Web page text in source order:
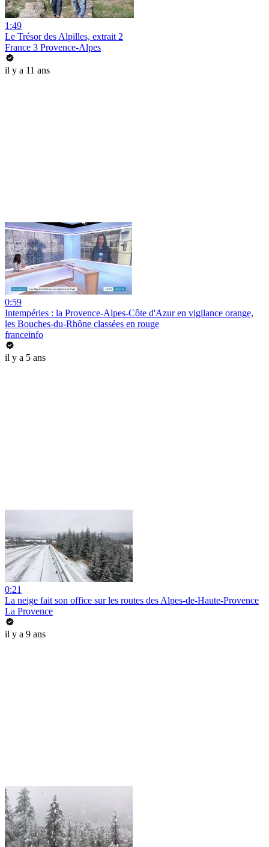
1:49
Le Trésor des Alpilles, extrait 2
France 3 Provence-Alpes
il y a 11 ans
0:59
Intempéries : la Provence-Alpes-Côte d'Azur en vigilance orange,
les Bouches-du-Rhône classées en rouge
franceinfo
il y a 5 ans
0:21
La neige fait son office sur les routes des Alpes-de-Haute-Provence
La Provence
il y a 9 ans